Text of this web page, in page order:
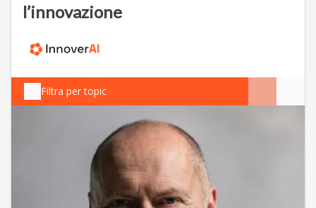
l’innovazione
Filtra per topic